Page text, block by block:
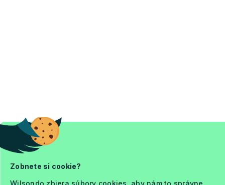
Zobnete si cookie?
Wilsondo zbiera súbory cookies, aby nám to správne